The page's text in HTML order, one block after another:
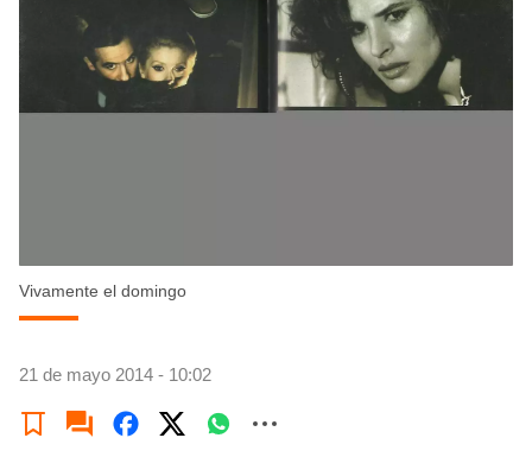
Vivamente el domingo
21 de mayo 2014 - 10:02